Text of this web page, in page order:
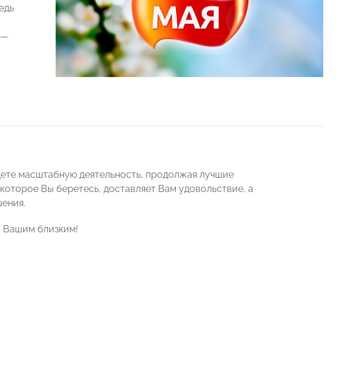
—
масштабную деятельность, продолжая лучшие
Вы беретесь, доставляет Вам удовольствие, а
Вашим близким!